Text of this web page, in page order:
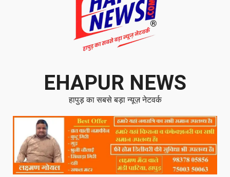
EHAPUR NEWS
हापुड़ का सबसे बड़ा न्यूज़ नेटवर्क